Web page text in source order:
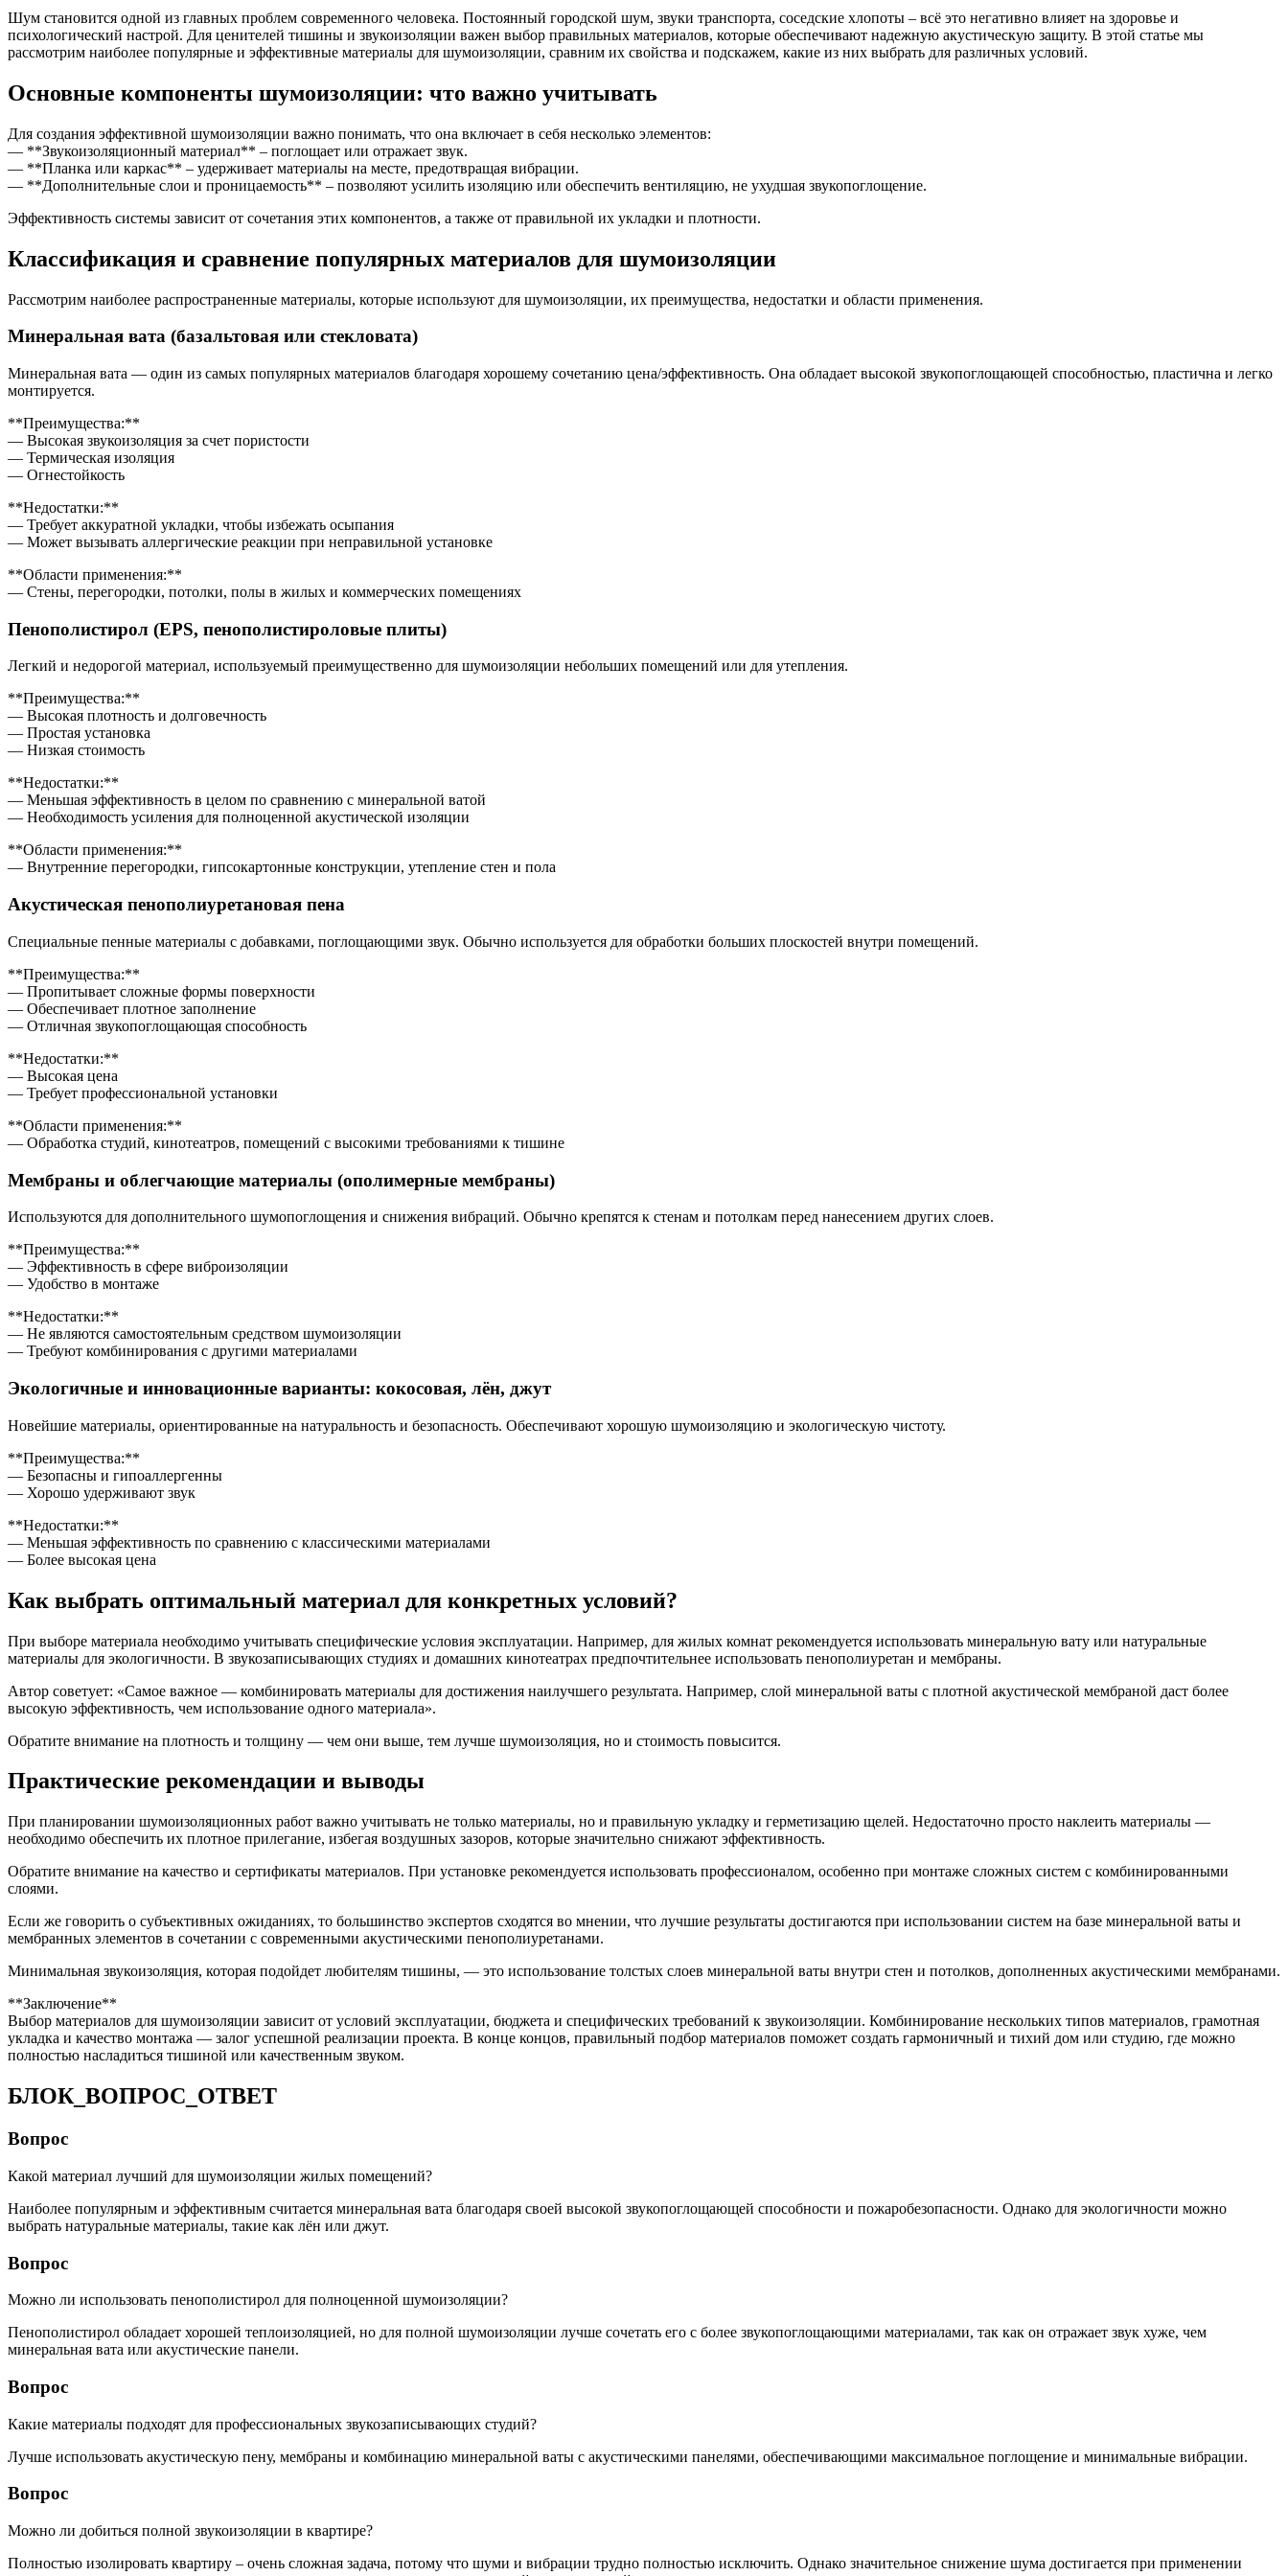
Шум становится одной из главных проблем современного человека. Постоянный городской шум, звуки транспорта, соседские хлопоты – всё это негативно влияет на здоровье и
психологический настрой. Для ценителей тишины и звукоизоляции важен выбор правильных материалов, которые обеспечивают надежную акустическую защиту. В этой статье мы
рассмотрим наиболее популярные и эффективные материалы для шумоизоляции, сравним их свойства и подскажем, какие из них выбрать для различных условий.
Основные компоненты шумоизоляции: что важно учитывать
Для создания эффективной шумоизоляции важно понимать, что она включает в себя несколько элементов:
— **Звукоизоляционный материал** – поглощает или отражает звук.
— **Планка или каркас** – удерживает материалы на месте, предотвращая вибрации.
— **Дополнительные слои и проницаемость** – позволяют усилить изоляцию или обеспечить вентиляцию, не ухудшая звукопоглощение.
Эффективность системы зависит от сочетания этих компонентов, а также от правильной их укладки и плотности.
Классификация и сравнение популярных материалов для шумоизоляции
Рассмотрим наиболее распространенные материалы, которые используют для шумоизоляции, их преимущества, недостатки и области применения.
Минеральная вата (базальтовая или стекловата)
Минеральная вата — один из самых популярных материалов благодаря хорошему сочетанию цена/эффективность. Она обладает высокой звукопоглощающей способностью, пластична и легко
монтируется.
**Преимущества:**
— Высокая звукоизоляция за счет пористости
— Термическая изоляция
— Огнестойкость
**Недостатки:**
— Требует аккуратной укладки, чтобы избежать осыпания
— Может вызывать аллергические реакции при неправильной установке
**Области применения:**
— Стены, перегородки, потолки, полы в жилых и коммерческих помещениях
Пенополистирол (EPS, пенополистироловые плиты)
Легкий и недорогой материал, используемый преимущественно для шумоизоляции небольших помещений или для утепления.
**Преимущества:**
— Высокая плотность и долговечность
— Простая установка
— Низкая стоимость
**Недостатки:**
— Меньшая эффективность в целом по сравнению с минеральной ватой
— Необходимость усиления для полноценной акустической изоляции
**Области применения:**
— Внутренние перегородки, гипсокартонные конструкции, утепление стен и пола
Акустическая пенополиуретановая пена
Специальные пенные материалы с добавками, поглощающими звук. Обычно используется для обработки больших плоскостей внутри помещений.
**Преимущества:**
— Пропитывает сложные формы поверхности
— Обеспечивает плотное заполнение
— Отличная звукопоглощающая способность
**Недостатки:**
— Высокая цена
— Требует профессиональной установки
**Области применения:**
— Обработка студий, кинотеатров, помещений с высокими требованиями к тишине
Мембраны и облегчающие материалы (ополимерные мембраны)
Используются для дополнительного шумопоглощения и снижения вибраций. Обычно крепятся к стенам и потолкам перед нанесением других слоев.
**Преимущества:**
— Эффективность в сфере виброизоляции
— Удобство в монтаже
**Недостатки:**
— Не являютcя самостоятельным средством шумоизоляции
— Требуют комбинирования с другими материалами
Экологичные и инновационные варианты: кокосовая, лён, джут
Новейшие материалы, ориентированные на натуральность и безопасность. Обеспечивают хорошую шумоизоляцию и экологическую чистоту.
**Преимущества:**
— Безопасны и гипоаллергенны
— Хорошо удерживают звук
**Недостатки:**
— Меньшая эффективность по сравнению с классическими материалами
— Более высокая цена
Как выбрать оптимальный материал для конкретных условий?
При выборе материала необходимо учитывать специфические условия эксплуатации. Например, для жилых комнат рекомендуется использовать минеральную вату или натуральные
материалы для экологичности. В звукозаписывающих студиях и домашних кинотеатрах предпочтительнее использовать пенополиуретан и мембраны.
Автор советует: «Самое важное — комбинировать материалы для достижения наилучшего результата. Например, слой минеральной ваты с плотной акустической мембраной даст более
высокую эффективность, чем использование одного материала».
Обратите внимание на плотность и толщину — чем они выше, тем лучше шумоизоляция, но и стоимость повысится.
Практические рекомендации и выводы
При планировании шумоизоляционных работ важно учитывать не только материалы, но и правильную укладку и герметизацию щелей. Недостаточно просто наклеить материалы —
необходимо обеспечить их плотное прилегание, избегая воздушных зазоров, которые значительно снижают эффективность.
Обратите внимание на качество и сертификаты материалов. При установке рекомендуется использовать профессионалом, особенно при монтаже сложных систем с комбинированными
слоями.
Если же говорить о субъективных ожиданиях, то большинство экспертов сходятся во мнении, что лучшие результаты достигаются при использовании систем на базе минеральной ваты и
мембранных элементов в сочетании с современными акустическими пенополиуретанами.
Минимальная звукоизоляция, которая подойдет любителям тишины, — это использование толстых слоев минеральной ваты внутри стен и потолков, дополненных акустическими мембранами.
**Заключение**
Выбор материалов для шумоизоляции зависит от условий эксплуатации, бюджета и специфических требований к звукоизоляции. Комбинирование нескольких типов материалов, грамотная
укладка и качество монтажа — залог успешной реализации проекта. В конце концов, правильный подбор материалов поможет создать гармоничный и тихий дом или студию, где можно
полностью насладиться тишиной или качественным звуком.
БЛОК_ВОПРОС_ОТВЕТ
Вопрос
Какой материал лучший для шумоизоляции жилых помещений?
Наиболее популярным и эффективным считается минеральная вата благодаря своей высокой звукопоглощающей способности и пожаробезопасности. Однако для экологичности можно
выбрать натуральные материалы, такие как лён или джут.
Вопрос
Можно ли использовать пенополистирол для полноценной шумоизоляции?
Пенополистирол обладает хорошей теплоизоляцией, но для полной шумоизоляции лучше сочетать его с более звукопоглощающими материалами, так как он отражает звук хуже, чем
минеральная вата или акустические панели.
Вопрос
Какие материалы подходят для профессиональных звукозаписывающих студий?
Лучше использовать акустическую пену, мембраны и комбинацию минеральной ваты с акустическими панелями, обеспечивающими максимальное поглощение и минимальные вибрации.
Вопрос
Можно ли добиться полной звукоизоляции в квартире?
Полностью изолировать квартиру – очень сложная задача, потому что шуми и вибрации трудно полностью исключить. Однако значительное снижение шума достигается при применении